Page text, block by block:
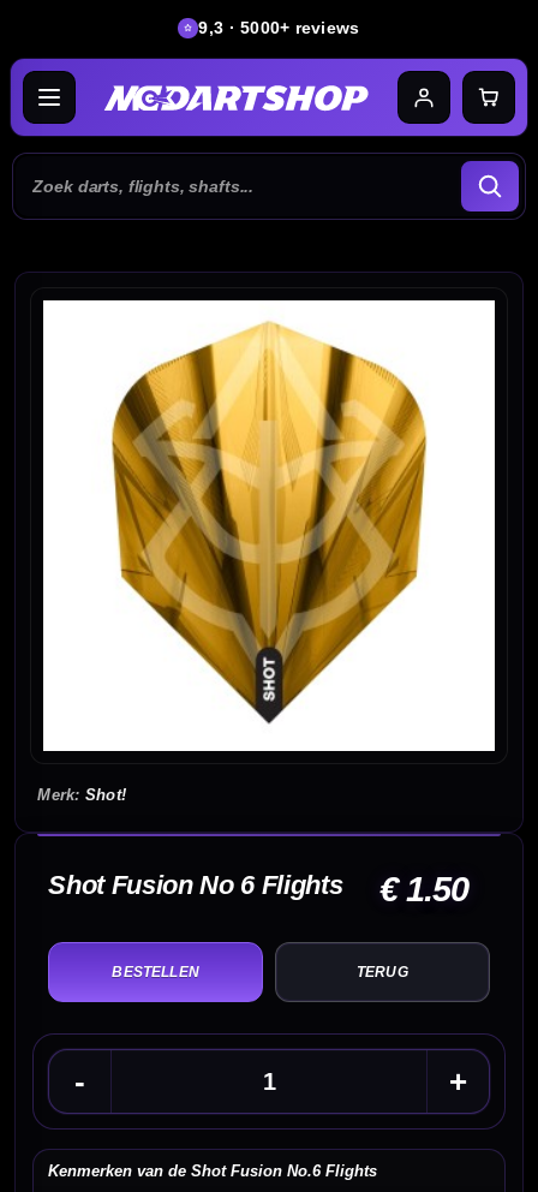
9,3 · 5000+ reviews
Shot!
Shot Fusion No 6 Flights € 1.50
TERUG
Kenmerken van de Shot Fusion No.6 Flights
- +